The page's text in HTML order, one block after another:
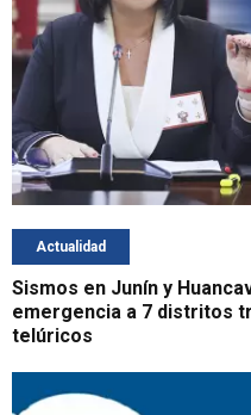
Actualidad
Sismos en Junín y
emergencia a 7 distritos
telúricos